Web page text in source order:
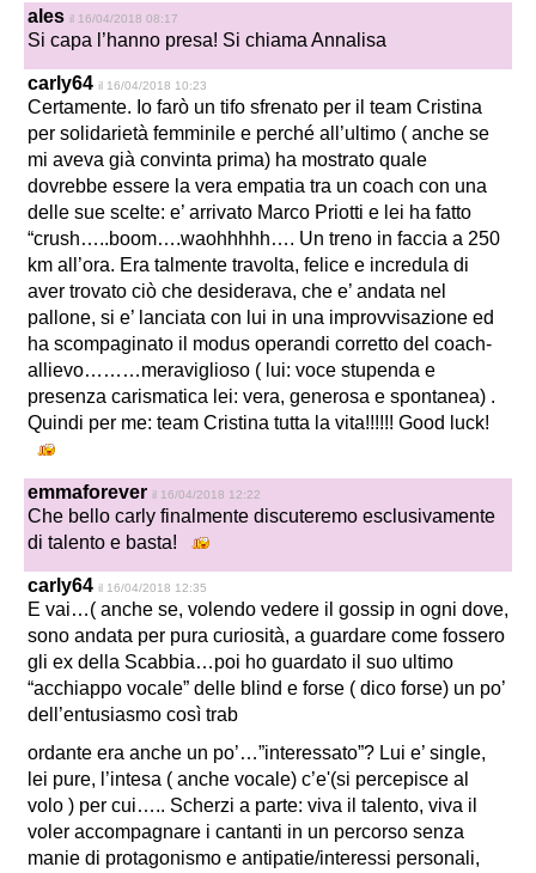
ales il 16/04/2018 08:17
Si capa l’hanno presa! Si chiama Annalisa
carly64 il 16/04/2018 10:23
Certamente. Io farò un tifo sfrenato per il team Cristina
per solidarietà femminile e perché all’ultimo ( anche se
mi aveva già convinta prima) ha mostrato quale
dovrebbe essere la vera empatia tra un coach con una
delle sue scelte: e’ arrivato Marco Priotti e lei ha fatto
“crush…..boom….waohhhhh…. Un treno in faccia a 250
km all’ora. Era talmente travolta, felice e incredula di
aver trovato ciò che desiderava, che e’ andata nel
pallone, si e’ lanciata con lui in una improvvisazione ed
ha scompaginato il modus operandi corretto del coach-
allievo………meraviglioso ( lui: voce stupenda e
presenza carismatica lei: vera, generosa e spontanea) .
Quindi per me: team Cristina tutta la vita!!!!!! Good luck!
emmaforever il 16/04/2018 12:22
Che bello carly finalmente discuteremo esclusivamente
di talento e basta!
carly64 il 16/04/2018 12:35
E vai…( anche se, volendo vedere il gossip in ogni dove,
sono andata per pura curiosità, a guardare come fossero
gli ex della Scabbia…poi ho guardato il suo ultimo
“acchiappo vocale” delle blind e forse ( dico forse) un po’
dell’entusiasmo così trab
ordante era anche un po’…”interessato”? Lui e’ single,
lei pure, l’intesa ( anche vocale) c’e'(si percepisce al
volo ) per cui….. Scherzi a parte: viva il talento, viva il
voler accompagnare i cantanti in un percorso senza
manie di protagonismo e antipatie/interessi personali,